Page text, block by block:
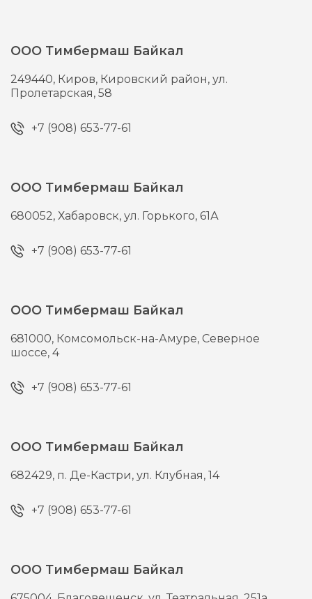
ООО Тимбермаш Байкал
249440, Киров, Кировский район, ул.
Пролетарская, 58
+7 (908) 653-77-61
ООО Тимбермаш Байкал
680052,Хабаровск,ул. Горького, 61А
+7 (908) 653-77-61
ООО Тимбермаш Байкал
681000, Комсомольск-на-Амуре, Северное
шоссе, 4
+7 (908) 653-77-61
ООО Тимбермаш Байкал
682429, п. Де-Кастри,ул. Клубная, 14
+7 (908) 653-77-61
ООО Тимбермаш Байкал